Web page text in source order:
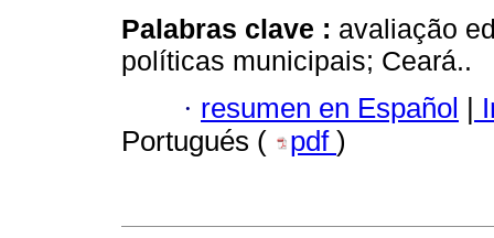
Palabras clave : avaliação
políticas municipais; Ceará..
· resumen en Español |
Portugués (
pdf )